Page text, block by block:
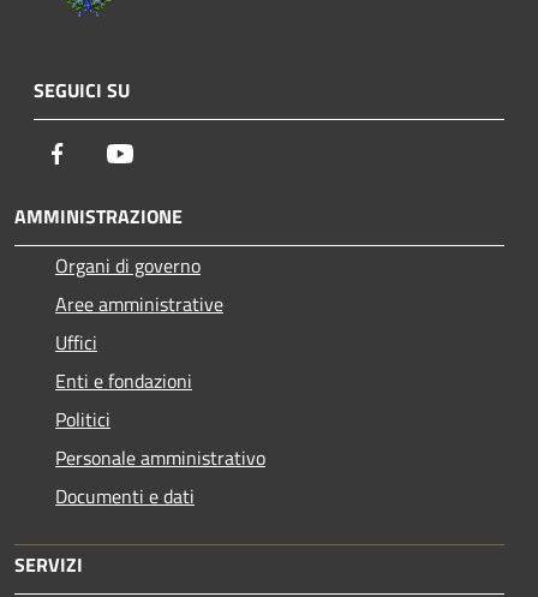
SEGUICI SU
Facebook
AMMINISTRAZIONE
Organi di governo
Aree amministrative
Uffici
Enti e fondazioni
Politici
Personale amministrativo
Documenti e dati
SERVIZI